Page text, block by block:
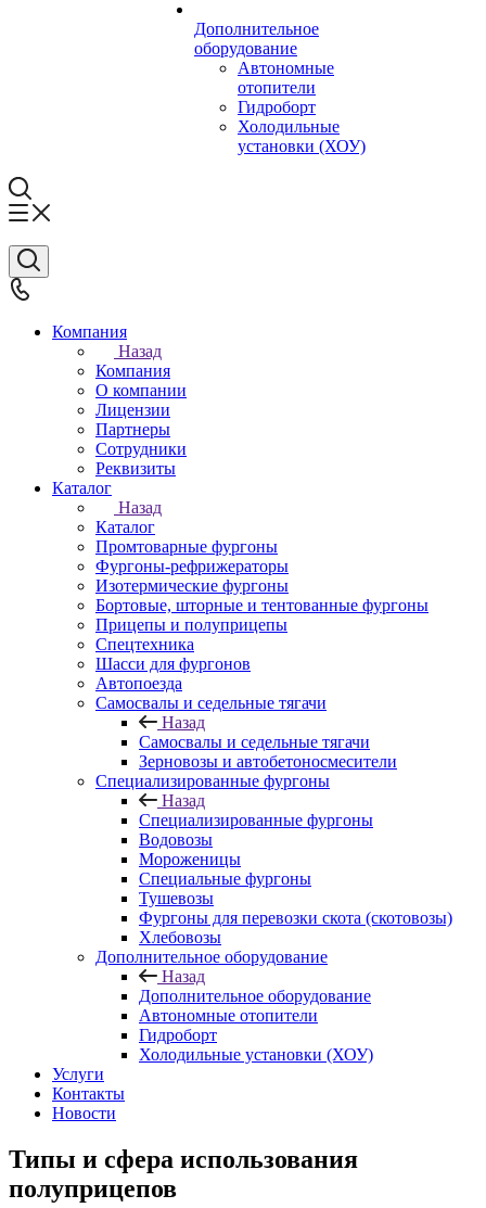
Дополнительное
оборудование
Автономные
отопители
Гидроборт
Холодильные
установки (ХОУ)
Компания
Назад
Компания
О компании
Лицензии
Партнеры
Сотрудники
Реквизиты
Каталог
Назад
Каталог
Промтоварные фургоны
Фургоны-рефрижераторы
Изотермические фургоны
Бортовые, шторные и тентованные фургоны
Прицепы и полуприцепы
Спецтехника
Шасси для фургонов
Автопоезда
Самосвалы и седельные тягачи
Назад
Самосвалы и седельные тягачи
Зерновозы и автобетоносмесители
Специализированные фургоны
Назад
Специализированные фургоны
Водовозы
Мороженицы
Специальные фургоны
Тушевозы
Фургоны для перевозки скота (скотовозы)
Хлебовозы
Дополнительное оборудование
Назад
Дополнительное оборудование
Автономные отопители
Гидроборт
Холодильные установки (ХОУ)
Услуги
Контакты
Новости
Типы и сфера использования
полуприцепов